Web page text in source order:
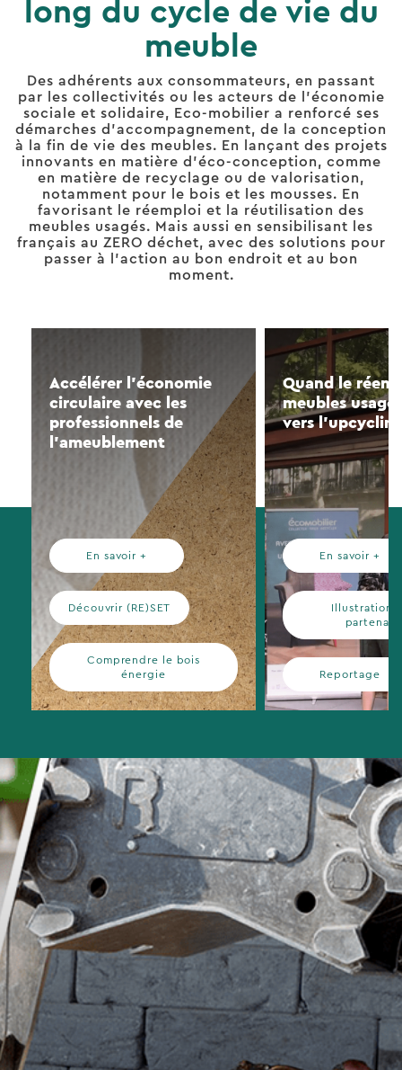
long du cycle de vie du
meuble
Des adhérents aux consommateurs, en passant
par les collectivités ou les acteurs de l’économie
sociale et solidaire, Eco-mobilier a renforcé ses
démarches d’accompagnement, de la conception
à la fin de vie des meubles. En lançant des projets
innovants en matière d’éco-conception, comme
en matière de recyclage ou de valorisation,
notamment pour le bois et les mousses. En
favorisant le réemploi et la réutilisation des
meubles usagés. Mais aussi en sensibilisant les
français au ZERO déchet, avec des solutions pour
passer à l’action au bon endroit et au bon
moment.
Accélérer l’économie
circulaire avec les
professionnels de
l’ameublement
En savoir +
Découvrir (RE)SET
Comprendre le bois
énergie
Quand le
meubles
vers
En savoir +
Illustration
Reportage